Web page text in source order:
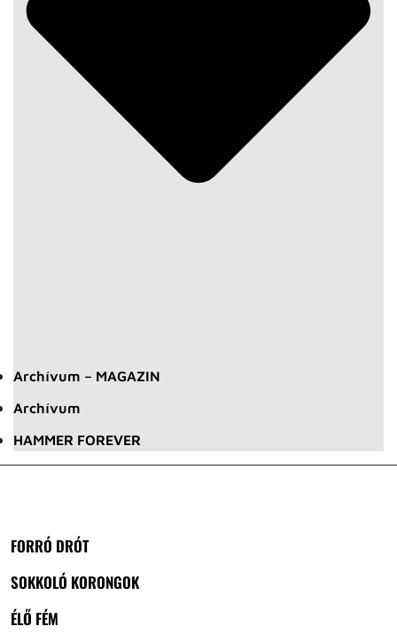
Archívum – MAGAZIN
Archívum
HAMMER FOREVER
FORRÓ DRÓT
SOKKOLÓ KORONGOK
ÉLŐ FÉM